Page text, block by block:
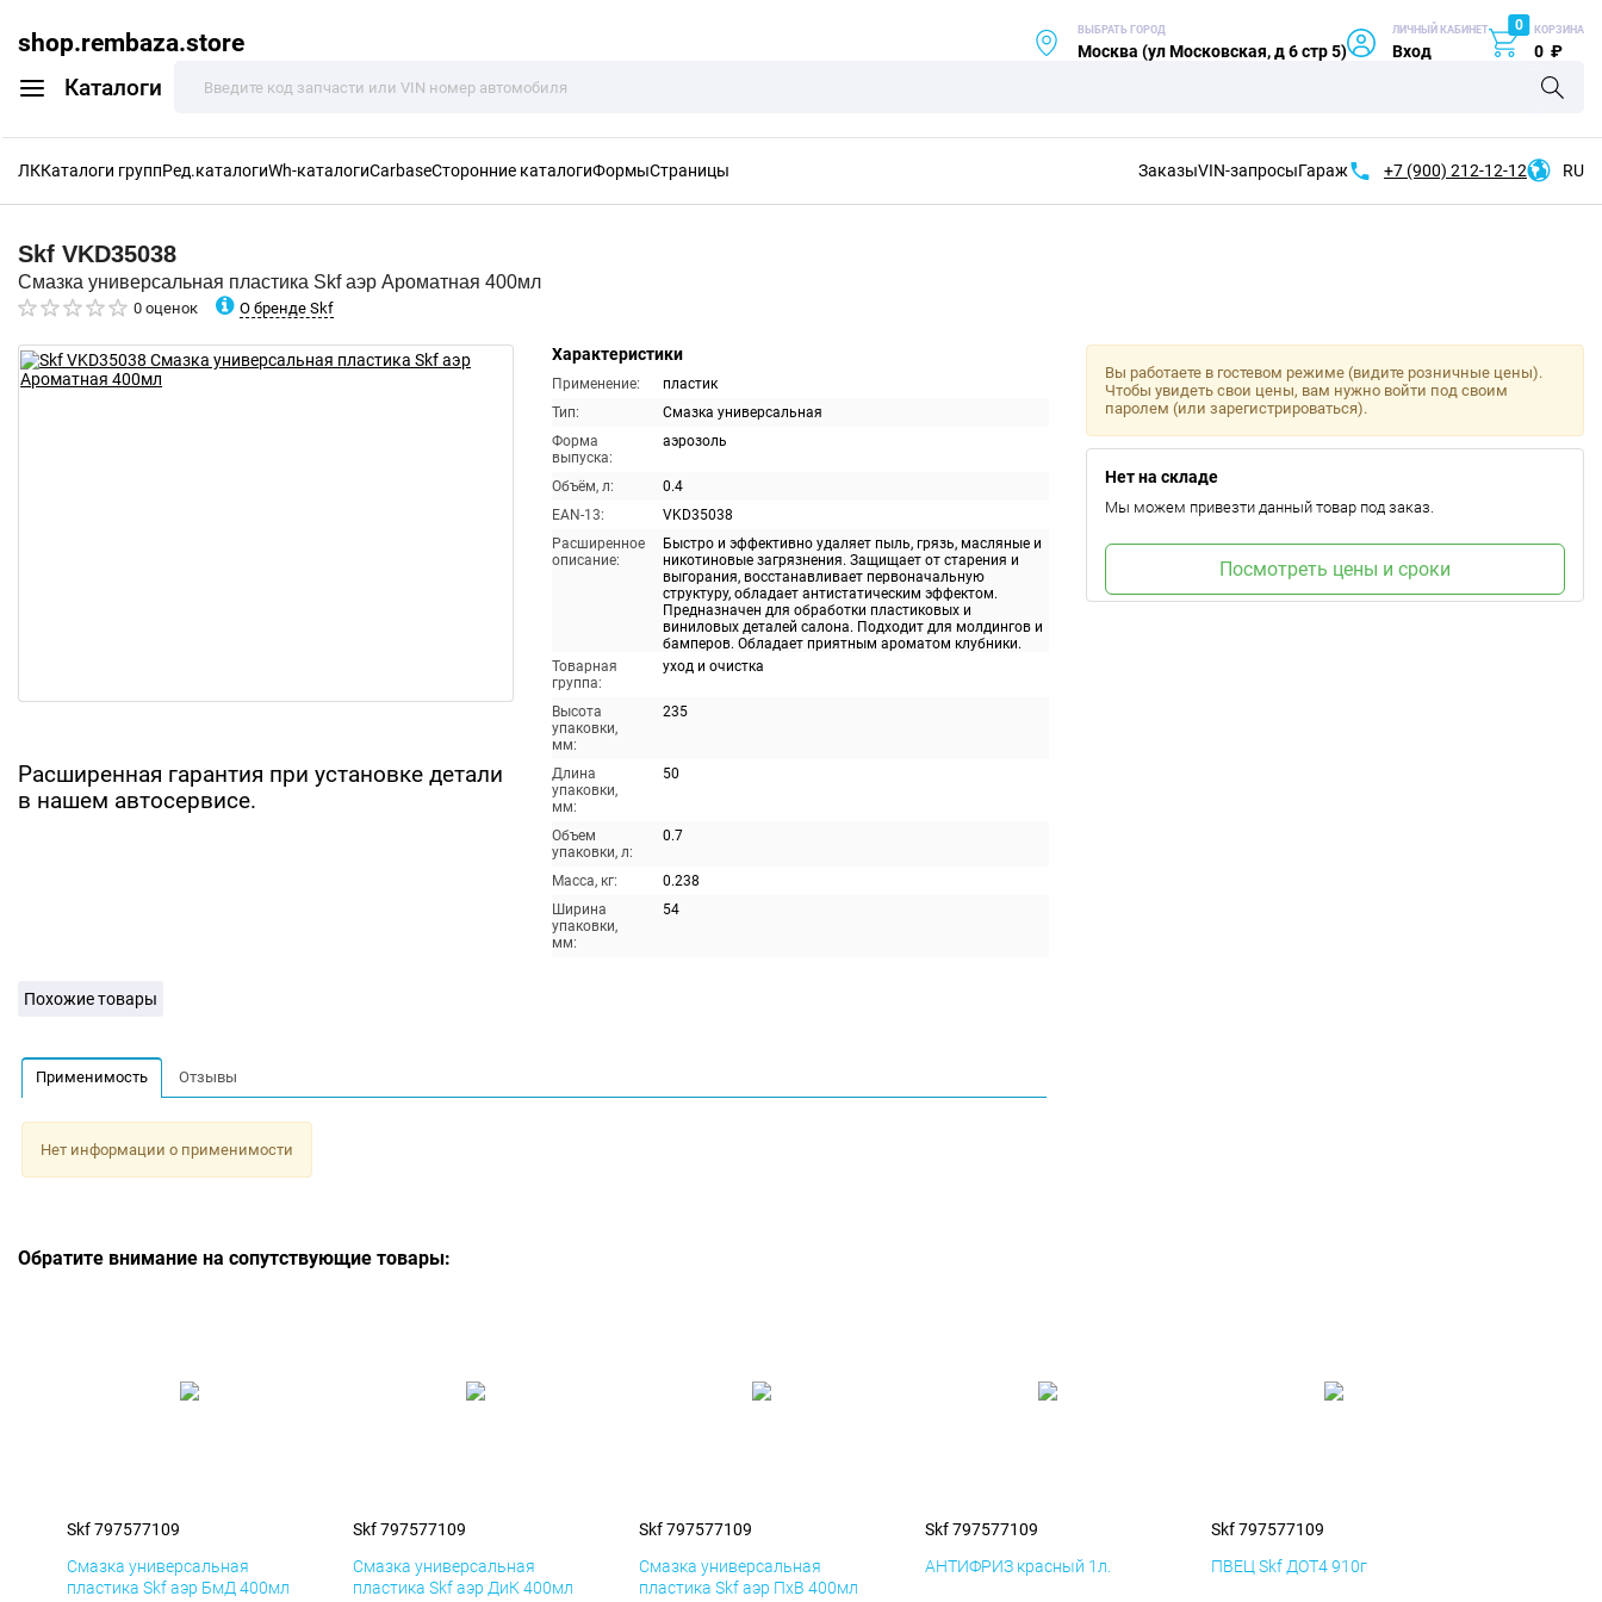
shop.rembaza.store
Каталоги
ВЫБРАТЬ ГОРОД
Москва (ул Московская, д 6 стр 5)
ЛИЧНЫЙ КАБИНЕТ
Вход
0 КОРЗИНА
0 ₽
ЛККаталоги группРед.каталогиWh-каталогиCarbaseСторонние каталогиФормыСтраницы ЗаказыVIN-запросыГараж +7 (900) 212-12-12 RU
Skf VKD35038
Смазка универсальная пластика Skf аэр Ароматная 400мл
0 оценок О бренде Skf
Расширенная гарантия при установке детали
в нашем автосервисе.
Характеристики
Применение:
пластик
Тип:
Смазка универсальная
Форма
выпуска:
аэрозоль
Объём, л:
0.4
EAN-13:
VKD35038
Расширенное
описание:
Быстро и эффективно удаляет пыль, грязь, масляные и
никотиновые загрязнения. Защищает от старения и
выгорания, восстанавливает первоначальную
структуру, обладает антистатическим эффектом.
Предназначен для обработки пластиковых и
виниловых деталей салона. Подходит для молдингов и
бамперов. Обладает приятным ароматом клубники.
Товарная
группа:
уход и очистка
Высота
упаковки,
мм:
235
Длина
упаковки,
мм:
50
Объем
упаковки, л:
0.7
Масса, кг:
0.238
Ширина
упаковки,
мм:
54
Вы работаете в гостевом режиме (видите розничные цены).
Чтобы увидеть свои цены, вам нужно войти под своим
паролем (или зарегистрироваться).
Нет на складе
Мы можем привезти данный товар под заказ.
Посмотреть цены и сроки
Похожие товары
Применимость Отзывы
Нет информации о применимости
Обратите внимание на сопутствующие товары:
Skf 797577109
Смазка универсальная
пластика Skf аэр БмД 400мл
Skf 797577109
Смазка универсальная
пластика Skf аэр ДиК 400мл
Skf 797577109
Смазка универсальная
пластика Skf аэр ПхВ 400мл
Skf 797577109
АНТИФРИЗ красный 1л.
Skf 797577109
ПВЕЦ Skf ДОТ4 910г